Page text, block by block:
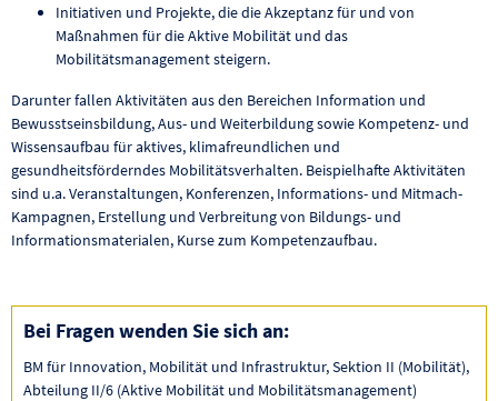
Initiativen und Projekte, die die Akzeptanz für und von
Maßnahmen für die Aktive Mobilität und das
Mobilitätsmanagement steigern.
Darunter fallen Aktivitäten aus den Bereichen Information und
Bewusstseinsbildung, Aus- und Weiterbildung sowie Kompetenz- und
Wissensaufbau für aktives, klimafreundlichen und
gesundheitsförderndes Mobilitätsverhalten. Beispielhafte Aktivitäten
sind u.a. Veranstaltungen, Konferenzen, Informations- und Mitmach-
Kampagnen, Erstellung und Verbreitung von Bildungs- und
Informationsmaterialen, Kurse zum Kompetenzaufbau.
Bei Fragen wenden Sie sich an:
BM für Innovation, Mobilität und Infrastruktur, Sektion II (Mobilität),
Abteilung II/6 (Aktive Mobilität und Mobilitätsmanagement)